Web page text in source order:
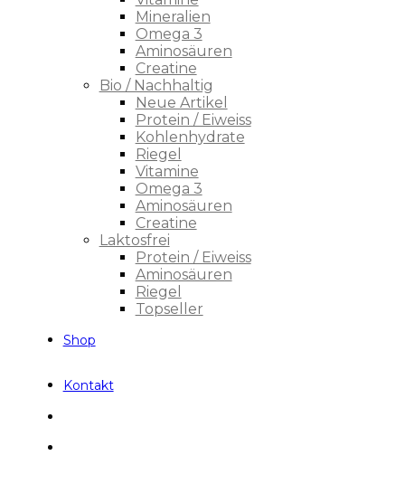
Mineralien
Omega 3
Aminosäuren
Creatine
Bio / Nachhaltig
Neue Artikel
Protein / Eiweiss
Kohlenhydrate
Riegel
Vitamine
Omega 3
Aminosäuren
Creatine
Laktosfrei
Protein / Eiweiss
Aminosäuren
Riegel
Topseller
Shop
Kontakt